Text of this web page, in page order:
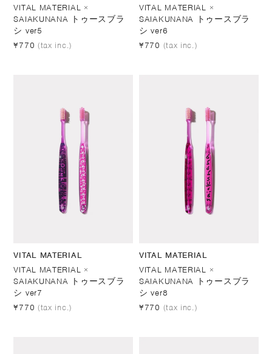
VITAL MATERIAL ×
SAIAKUNANA トゥースブラ
シ ver5
¥770 (tax inc.)
VITAL MATERIAL ×
SAIAKUNANA トゥースブラ
シ ver6
¥770 (tax inc.)
VITAL MATERIAL
VITAL MATERIAL ×
SAIAKUNANA トゥースブラ
シ ver7
¥770 (tax inc.)
VITAL MATERIAL
VITAL MATERIAL ×
SAIAKUNANA トゥースブラ
シ ver8
¥770 (tax inc.)